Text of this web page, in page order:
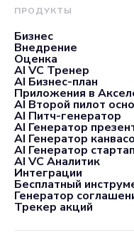
ПРОДУКТЫ
Бизнес
Внедрение
Оценка
AI VC Тренер
AI Бизнес-план
Приложения в
AI Второй пилот
AI Питч-генератор
AI Генератор
AI Генератор
AI Генератор
AI VC Аналитик
Интеграции
Бесплатный
Генератор
Трекер акций